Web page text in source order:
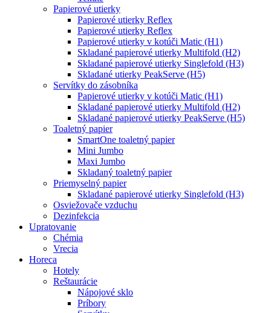
Papierové utierky
Papierové utierky Reflex
Papierové utierky Reflex
Papierové utierky v kotúči Matic (H1)
Skladané papierové utierky Multifold (H2)
Skladané papierové utierky Singlefold (H3)
Skladané utierky PeakServe (H5)
Servítky do zásobníka
Papierové utierky v kotúči Matic (H1)
Skladané papierové utierky Multifold (H2)
Skladané papierové utierky PeakServe (H5)
Toaletný papier
SmartOne toaletný papier
Mini Jumbo
Maxi Jumbo
Skladaný toaletný papier
Priemyselný papier
Skladané papierové utierky Singlefold (H3)
Osviežovače vzduchu
Dezinfekcia
Upratovanie
Chémia
Vrecia
Horeca
Hotely
Reštaurácie
Nápojové sklo
Príbory